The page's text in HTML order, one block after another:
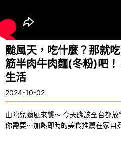
颱風天，吃什麼？那就
筋半肉牛肉麵(冬粉)吧
生活
2024-10-02
山陀兒颱風來襲～ 今天應該全台都放
你需要⋯加熱即時的美食推薦在家自